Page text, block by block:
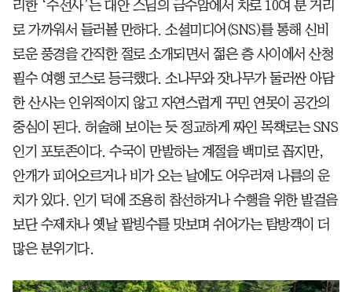
리한 ‘수선사’는 대안 스님의 금수암에서 차로 10여 분 거리
로 가까워서 들러볼 만하다. 소셜미디어(SNS)를 통해 신비
로운 풍경을 간직한 절로 소개되면서 젊은 층 사이에서 산청
필수 여행 코스로 등극했다. 소나무와 잣나무가 둘러싼 아담
한 산사는 인위적이지 않고 자연스럽게 꾸민 연못이 공간의
중심이 된다. 허술해 보이는 듯 정교하게 짜인 목책로는 SNS
인기 포토존이다. 수국이 만발하는 계절을 백미로 꼽지만,
안개가 피어오르거나 비가 오는 날에도 어우러져 나름의 운
치가 있다. 인기 덕에 조용히 참선하거나 수행을 위한 발걸음
보단 수제차나 옛날 팥빙수를 맛보며 쉬어가는 탐방객이 더
많은 분위기다.